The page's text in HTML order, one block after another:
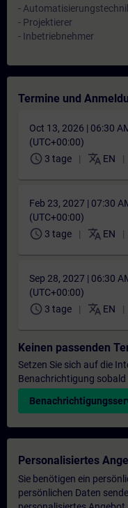
-
- Projektierer
- Inbetriebnehmer
Termine und
Oct 13, 2026 | 06:30
(UTC+00:00)
schedule 3 tage translate EN
Feb 23, 2027 | 07:30
(UTC+00:00)
schedule 3 tage translate EN
Sep 28, 2027 | 06:30
(UTC+00:00)
schedule 3 tage translate EN
Keinen passenden
Setzen Sie sich auf die
Benachrichtigung sobald
Personalisiertes
Sie benötigen ein
persönlichen Daten